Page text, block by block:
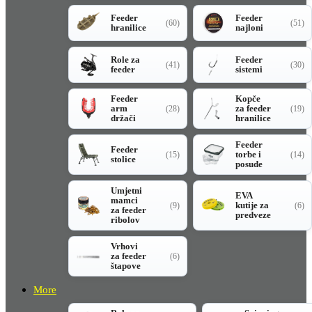
Feeder
hranilice
(60)
Feeder
najloni
(51)
Role za
feeder
(41)
Feeder
sistemi
(30)
Feeder
arm
držači
(28)
Kopče
za feeder
hranilice
(19)
Feeder
stolice
(15)
Feeder
torbe i
posude
(14)
Umjetni
mamci
za feeder
ribolov
(9)
EVA
kutije za
predveze
(6)
Vrhovi
za feeder
štapove
(6)
More